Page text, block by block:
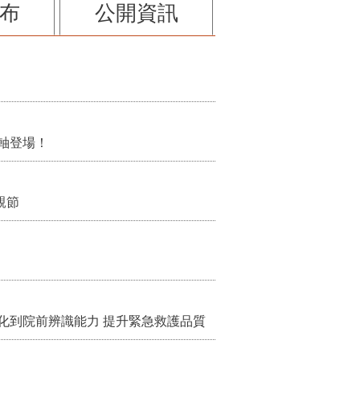
公開資訊
登場！
節
到院前辨識能力 提升緊急救護品質